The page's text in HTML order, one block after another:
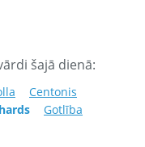
šajā dienā:
Centonis
Gotlība